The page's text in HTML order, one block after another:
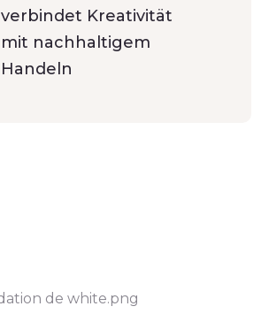
verbindet Kreativität
mit nachhaltigem
Handeln